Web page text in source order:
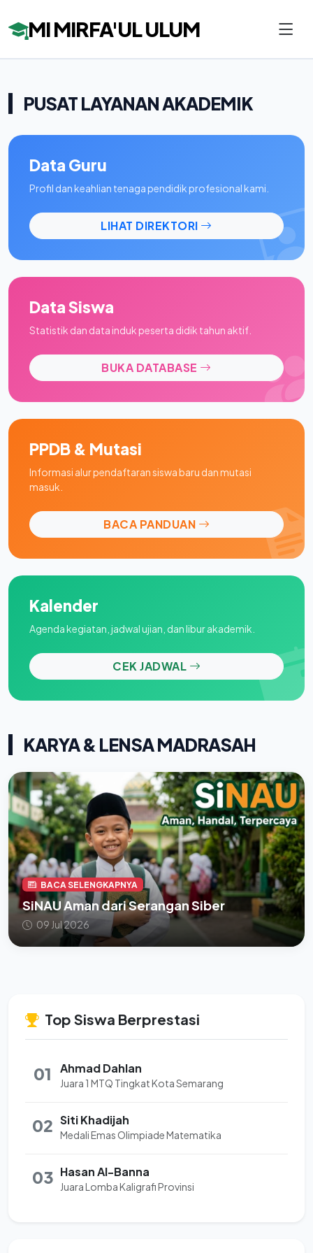
MI MIRFA'UL ULUM
PUSAT LAYANAN AKADEMIK
Data Guru
Profil dan keahlian tenaga pendidik profesional kami.
LIHAT DIREKTORI
Data Siswa
Statistik dan data induk peserta didik tahun aktif.
BUKA DATABASE
PPDB & Mutasi
Informasi alur pendaftaran siswa baru dan mutasi
masuk.
BACA PANDUAN
Kalender
Agenda kegiatan, jadwal ujian, dan libur akademik.
CEK JADWAL
KARYA & LENSA MADRASAH
BACA SELENGKAPNYA
SiNAU Aman dari Serangan Siber
09 Jul 2026
Top Siswa Berprestasi
01 Ahmad Dahlan
Juara 1 MTQ Tingkat Kota Semarang
02 Siti Khadijah
Medali Emas Olimpiade Matematika
03 Hasan Al-Banna
Juara Lomba Kaligrafi Provinsi